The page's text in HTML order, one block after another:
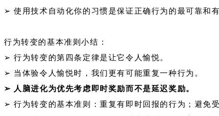
➢ 使用技术自动化你的习惯是保证正确行为的最可靠和
行为转变的基本准则小结：
➢ 行为转变的第四条定律是让它令人愉悦。
➢ 当体验令人愉悦时，我们更有可能重复一种行为。
➢ 人脑进化为优先考虑即时奖励而不是延迟奖励。
➢ 行为转变的基本准则：重复有即时回报的行为；避免